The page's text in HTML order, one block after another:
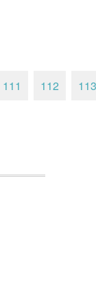
111 112 113